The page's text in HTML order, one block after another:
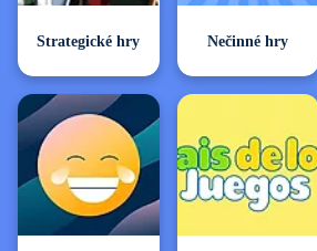
Strategické hry Nečinné hry